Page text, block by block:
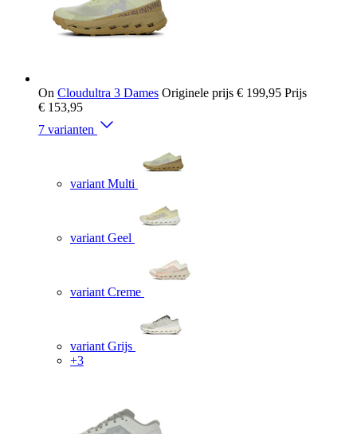
On Cloudultra 3 Dames Originele prijs € 199,95 Prijs
€ 153,95
7 varianten
variant Multi
variant Geel
variant Creme
variant Grijs
+3